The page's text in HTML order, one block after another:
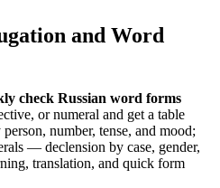
and Word
check Russian word forms
or numeral and get a table
number, tense, and mood;
— declension by case, gender,
translation, and quick form